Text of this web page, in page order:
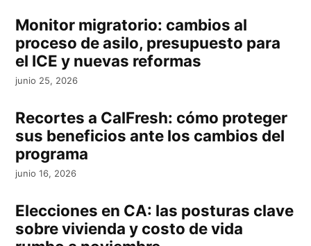
Monitor migratorio: cambios al
proceso de asilo, presupuesto para
el ICE y nuevas reformas
junio 25, 2026
Recortes a CalFresh: cómo proteger
sus beneficios ante los cambios del
programa
junio 16, 2026
Elecciones en CA: las posturas clave
sobre vivienda y costo de vida